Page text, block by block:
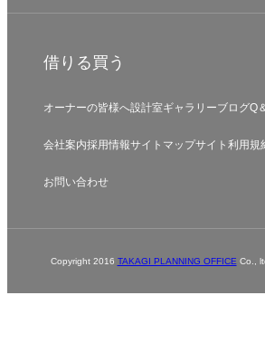
借りる 買う
オーナーの皆様へ設計室ギャラリーブログQ
会社案内採用情報サイトマップサイト利用規
お問い合わせ
Copyright 2016 TAKAGI PLANNING OFFICE Co.,